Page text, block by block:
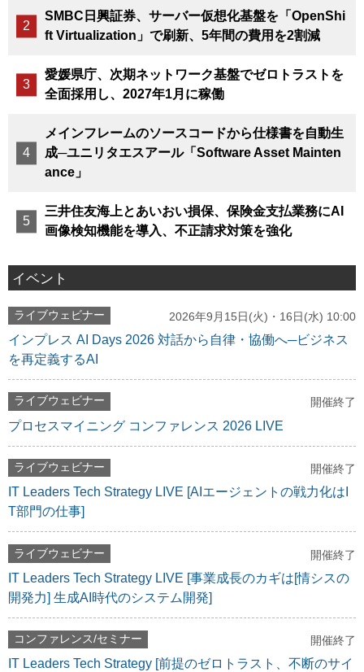
SMBC日興証券、サーバー仮想化基盤を「OpenShi
ft Virtualization」で刷新、5年間の費用を2割減
愛媛県庁、次期ネットワーク基盤でゼロトラストを
全面採用し、2027年1月に稼働
メインフレームのソースコードから仕様書を自動生
成─ユニリタエスアール「Software Asset Mainten
ance」
三井住友海上とあいおい損保、保険金支払業務にAI
画像検知機能を導入、不正請求対策を強化
イベント
ライブウェビナー 2026年9月15日(火)・16日(水) 10:00
インプレス AI Days 2026 対話から自律・協働へ─ビジネス
を再定義するAI
ライブウェビナー 開催終了
プロセスマイニング コンファレンス 2026 LIVE
ライブウェビナー 開催終了
IT Leaders Tech Strategy LIVE [AIエージェントの戦力化はI
T部門の仕事]
ライブウェビナー 開催終了
IT Leaders Tech Strategy LIVE [事業成長のカギは[情シスの
開発力] 生成AI時代のシステム開発]
コンファレンス/セミナー 開催終了
IT Leaders Tech Strategy [前提のゼロトラスト、不断のサイ